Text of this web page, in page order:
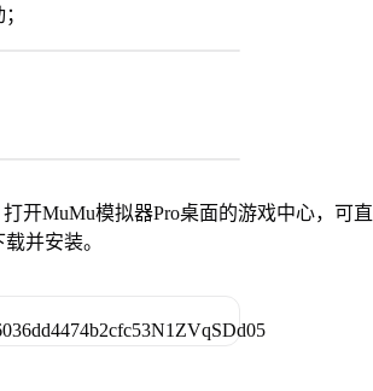
开MuMu模拟器Pro桌面的游戏中心，可直
并安装。